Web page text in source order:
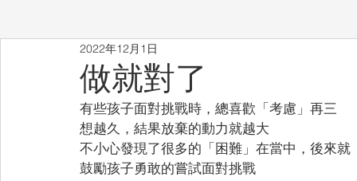
表演藝術
心文藝競賽 國際教育 Star of the Week 教師增能
做就對了
2022年12月1日
有些孩子面對挑戰時，總喜歡「考慮」再三
想越久，結果放棄的動力就越大
不小心發現了很多的「困難」在當中，後來就
鼓勵孩子勇敢的嘗試面對挑戰